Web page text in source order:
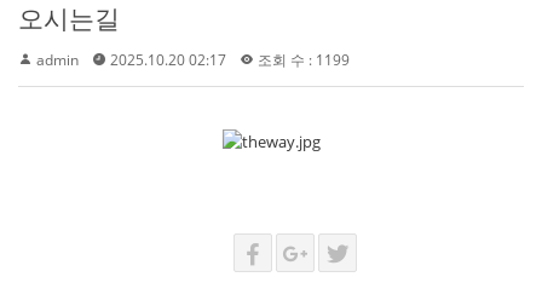
오시는길
admin 2025.10.20 02:17 조회 수 : 1199